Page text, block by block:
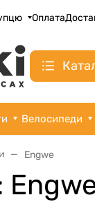
Оплата
Велосипеди
Engwe